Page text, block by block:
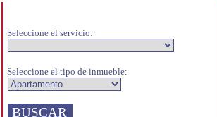
Seleccione el servicio:
Seleccione el tipo de inmueble: